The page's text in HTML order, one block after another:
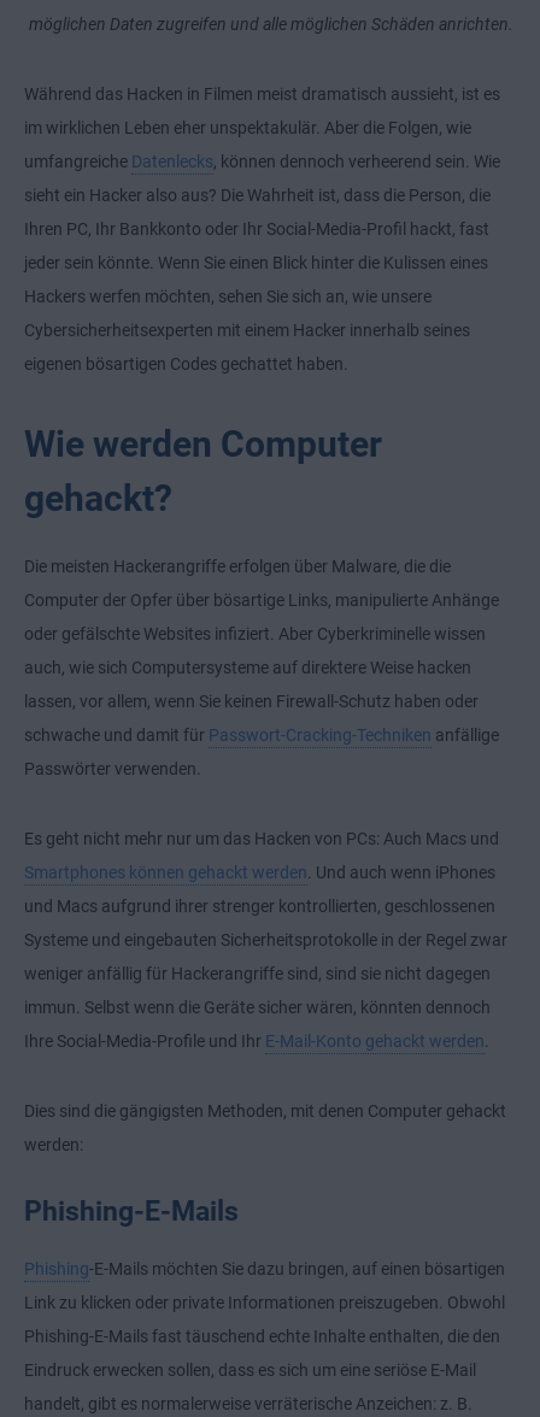
möglichen Daten zugreifen und alle möglichen Schäden anrichten.
Während das Hacken in Filmen meist dramatisch aussieht, ist es
im wirklichen Leben eher unspektakulär. Aber die Folgen, wie
umfangreiche Datenlecks , können dennoch verheerend sein. Wie
sieht ein Hacker also aus? Die Wahrheit ist, dass die Person, die
Ihren PC, Ihr Bankkonto oder Ihr Social-Media-Profil hackt, fast
jeder sein könnte. Wenn Sie einen Blick hinter die Kulissen eines
Hackers werfen möchten, sehen Sie sich an, wie unsere
Cybersicherheitsexperten mit einem Hacker innerhalb seines
eigenen bösartigen Codes gechattet haben.
Wie werden Computer
gehackt?
Die meisten Hackerangriffe erfolgen über Malware, die die
Computer der Opfer über bösartige Links, manipulierte Anhänge
oder gefälschte Websites infiziert. Aber Cyberkriminelle wissen
auch, wie sich Computersysteme auf direktere Weise hacken
lassen, vor allem, wenn Sie keinen Firewall-Schutz haben oder
schwache und damit für Passwort-Cracking-Techniken anfällige
Passwörter verwenden.
Es geht nicht mehr nur um das Hacken von PCs: Auch Macs und
Smartphones können gehackt werden . Und auch wenn iPhones
und Macs aufgrund ihrer strenger kontrollierten, geschlossenen
Systeme und eingebauten Sicherheitsprotokolle in der Regel zwar
weniger anfällig für Hackerangriffe sind, sind sie nicht dagegen
immun. Selbst wenn die Geräte sicher wären, könnten dennoch
Ihre Social-Media-Profile und Ihr E-Mail-Konto gehackt werden
Dies sind die gängigsten Methoden, mit denen Computer gehackt
werden:
Phishing-E-Mails
Phishing-E-Mails möchten Sie dazu bringen, auf einen bösartigen
Link zu klicken oder private Informationen preiszugeben. Obwohl
Phishing-E-Mails fast täuschend echte Inhalte enthalten, die den
Eindruck erwecken sollen, dass es sich um eine seriöse E-Mail
handelt, gibt es normalerweise verräterische Anzeichen: z. B.